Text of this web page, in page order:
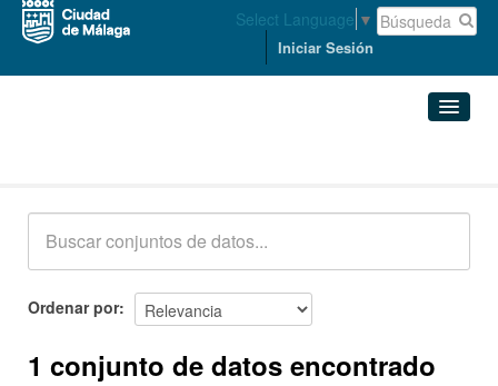
Select Language ▼
Iniciar Sesión
Acerca de
Ordenar por
1 conjunto de datos encontrado